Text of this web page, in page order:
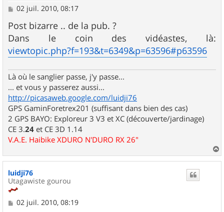
M
s
s
a
g
e
02 juil. 2010, 08:17
Post bizarre .. de la pub. ?
Dans le coin des vidéastes, là:
viewtopic.php?f=193&t=6349&p=63596#p63596
Là où le sanglier passe, j'y passe...
... et vous y passerez aussi...
http://picasaweb.google.com/luidji76
GPS GaminForetrex201 (suffisant dans bien des cas)
2 GPS BAYO: Exploreur 3 V3 et XC (découverte/jardinage)
CE 3.24 et CE 3D 1.14
V.A.E. Haibike XDURO N'DURO RX 26"
a
luidji76
Utagawiste gourou
M
02 juil. 2010, 08:19